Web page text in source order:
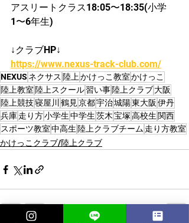
アスリートクラス18:05〜18:35(小学
1〜6年生)
↓クラブHP↓
https://www.nexus-track-club.com/
NEXUS ネクサス 陸上かけっこ教室かけっこ
陸上教室 陸上スクール習い事陸上クラブ大阪
陸上競技寝屋川 鶴見京都宇治城陽東大阪 伊丹
兵庫走り方小学生中学生茨木宝塚高校生 関西
スポーツ教室中高生 陸上クラブチーム 走り方教室
かけっこクラブ/陸上クラブ